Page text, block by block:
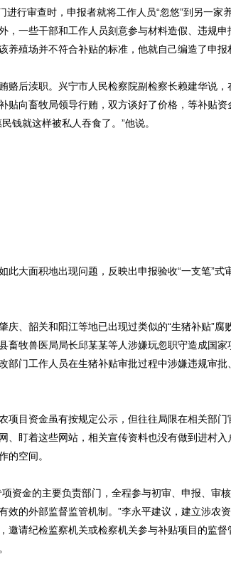
进行审查时，申报者就将工作人员“忽悠”到另一家
，一些干部和工作人员刻意参与材料造假、违规
养殖场并不符合补贴的标准，他就自己编造了申报
后渎职。兴宁市人民检察院副检察长赖建华说，
贴向畜牧局领导行贿，双方谈好了价格，等补贴资
钱就这样被私人吞食了。”他说。
大面积地出现问题，反映出申报验收“一支笔”式
、韶关和阳江等地已出现过类似的“生猪补贴”腐
畜牧兽医局局长邱某某等人涉嫌玩忽职守造成国
部门工作人员在生猪补贴审批过程中涉嫌违规审
目资金虽有按规定公示，但往往局限在相关部门
、盯着这些网站，相关宣传资料也没有做到进村
的空间。
金的主要负责部门，全程参与初审、申报、审核
效的外部监督监管机制。”李永平建议，建立涉农
邀请纪检监察机关或检察机关参与补贴项目的监督